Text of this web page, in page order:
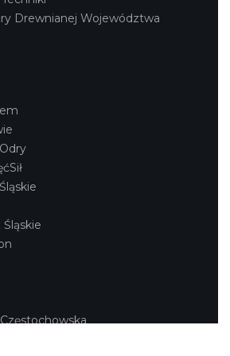
ulic - wystawa
Drewnianej Województwa